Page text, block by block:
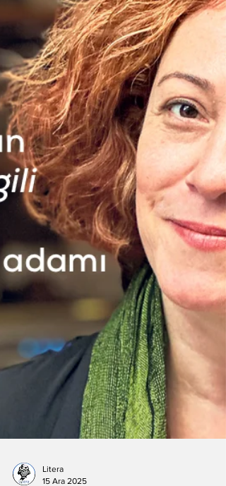
başa bırakıyor." Çıplak doğan şehirler vardır.
Onların ilk kundağı, masalların içinden
süzülen ve saf ritmiyle fısıldayan ninnilerdir.
Köhne , işte böyle bir şehrin tek kelimeye
sığmış bir yankısı. Orta Ana